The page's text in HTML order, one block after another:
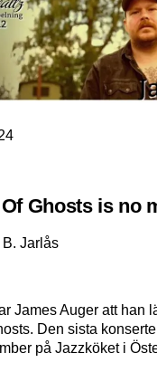
Ghosts is no
Jarlås
James Auger att han
Den sista
på Jazzköket i